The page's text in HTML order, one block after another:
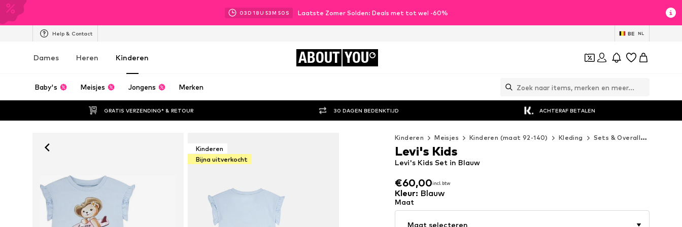
03D 18U 53M 48 S Laatste Zomer Solden: Deals met tot wel -60%
Help & Contact BE NL
Dames Heren Kinderen ABOUT YOU
Baby's Meisjes Jongens Merken
GRATIS VERZENDING* & RETOUR 30 DAGEN BEDENKTIJD ACHTERAF BETALEN
Kinderen
Bijna uitverkocht
Kinderen Meisjes Kinderen (maat 92-140) Kleding Sets & Overalls
€60,00incl. btw
€60,00incl. btw
Levi's Kids Set in Blauw
Levi's Kids
Kleur: Blauw
Maat
Maat selecteren